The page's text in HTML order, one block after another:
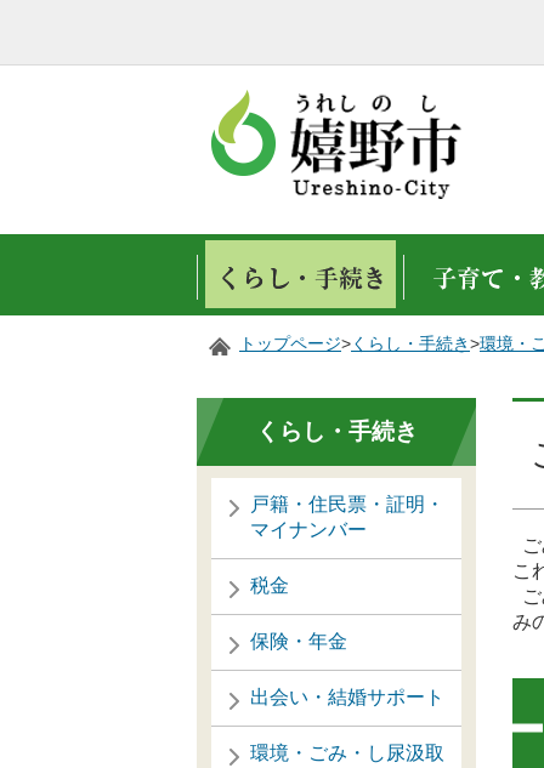
トップページ> くらし・手続き >環境・
くらし・手続き
戸籍・住民票・証明・
マイナンバー
税金
保険・年金
出会い・結婚サポート
環境・ごみ・し尿汲取
こ
み